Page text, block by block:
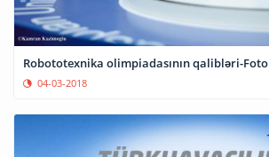
Robototexnika olimpiadasının qalibləri-Foto
04-03-2018